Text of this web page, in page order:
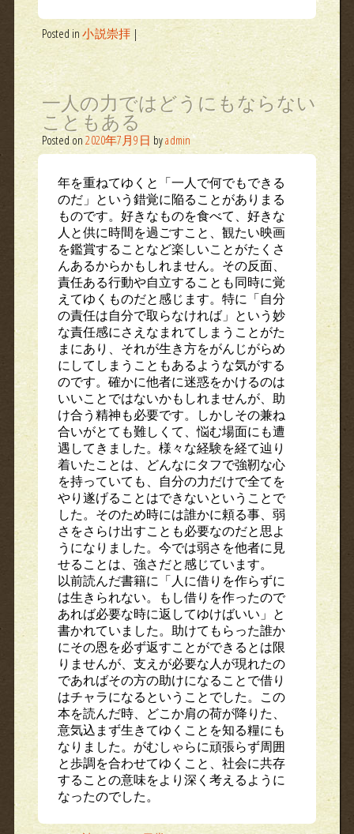
Posted in小説崇拝 |
一人の力ではどうにもならない
こともある
Posted on2020年7月9日 byadmin
年を重ねてゆくと「一人で何でもできる
のだ」という錯覚に陥ることがありまる
ものです。好きなものを食べて、好きな
人と供に時間を過ごすこと、観たい映画
を鑑賞することなど楽しいことがたくさ
んあるからかもしれません。その反面、
責任ある行動や自立することも同時に覚
えてゆくものだと感じます。特に「自分
の責任は自分で取らなければ」という妙
な責任感にさえなまれてしまうことがた
まにあり、それが生き方をがんじがらめ
にしてしまうこともあるような気がする
のです。確かに他者に迷惑をかけるのは
いいことではないかもしれませんが、助
け合う精神も必要です。しかしその兼ね
合いがとても難しくて、悩む場面にも遭
遇してきました。様々な経験を経て辿り
着いたことは、どんなにタフで強靭な心
を持っていても、自分の力だけで全てを
やり遂げることはできないということで
した。そのため時には誰かに頼る事、弱
さをさらけ出すことも必要なのだと思よ
うになりました。今では弱さを他者に見
せることは、強さだと感じています。
以前読んだ書籍に「人に借りを作らずに
は生きられない。もし借りを作ったので
あれば必要な時に返してゆけばいい」と
書かれていました。助けてもらった誰か
にその恩を必ず返すことができるとは限
りませんが、支えが必要な人が現れたの
であればその方の助けになることで借り
はチャラになるということでした。この
本を読んだ時、どこか肩の荷が降りた、
意気込まず生きてゆくことを知る糧にも
なりました。がむしゃらに頑張らず周囲
と歩調を合わせてゆくこと、社会に共存
することの意味をより深く考えるように
なったのでした。